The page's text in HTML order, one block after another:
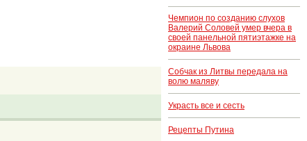
Чемпион по созданию слухов
Валерий Соловей умер вчера в
своей панельной пятиэтажке на
окраине Львова
Собчак из Литвы передала на
волю маляву
Украсть все и сесть
Рецепты Путина